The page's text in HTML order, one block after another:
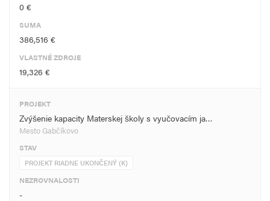
0 €
SUMA
386,516 €
VLASTNÉ ZDROJE
19,326 €
PROJEKT
Zvýšenie kapacity Materskej školy s vyučovacím ja…
Mesto Gabčíkovo
STAV
PROJEKT RIADNE UKONČENÝ (K)
NEZROVNALOSTI
-